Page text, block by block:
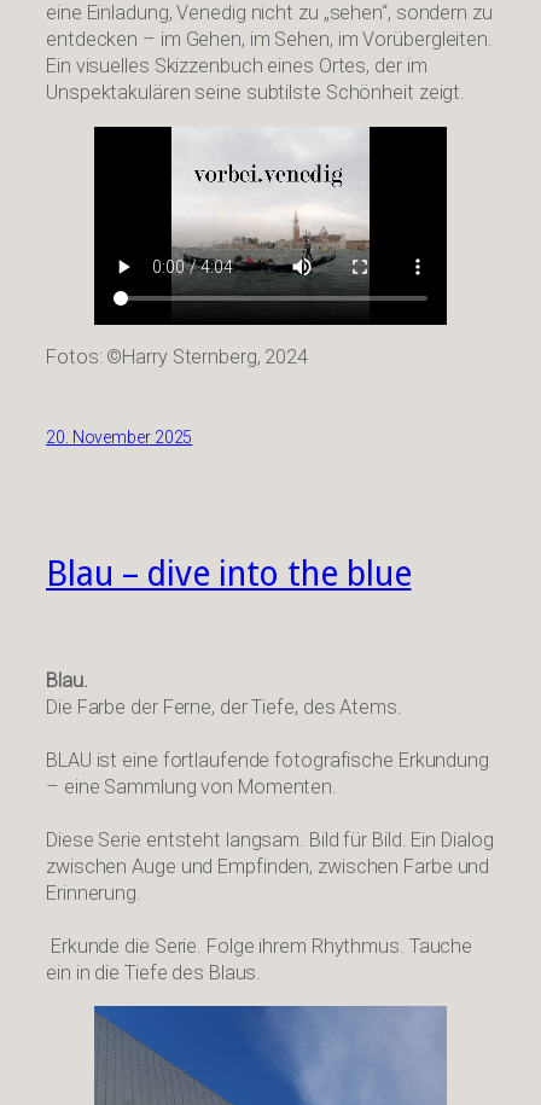
eine Einladung, Venedig nicht zu „sehen“, sondern zu
entdecken – im Gehen, im Sehen, im Vorübergleiten.
Ein visuelles Skizzenbuch eines Ortes, der im
Unspektakulären seine subtilste Schönheit zeigt.
Fotos: ©Harry Sternberg, 2024
20. November 2025
Blau – dive into the blue
Blau.
Die Farbe der Ferne, der Tiefe, des Atems.
BLAU ist eine fortlaufende fotografische Erkundung
– eine Sammlung von Momenten.
Diese Serie entsteht langsam. Bild für Bild. Ein Dialog
zwischen Auge und Empfinden, zwischen Farbe und
Erinnerung.
Erkunde die Serie. Folge ihrem Rhythmus. Tauche
ein in die Tiefe des Blaus.